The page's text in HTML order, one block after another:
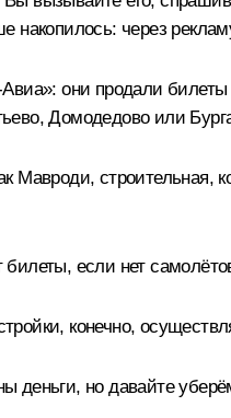
накопилось: через
они продали
Домодедово или
Мавроди, строительная,
если нет
конечно,
деньги, но давайте